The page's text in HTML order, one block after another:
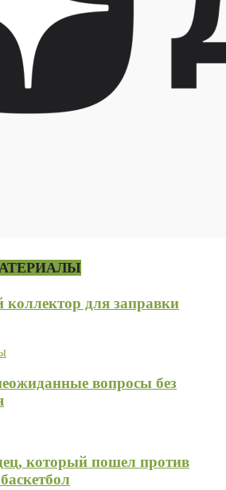
для заправки
вопросы без
который пошел против